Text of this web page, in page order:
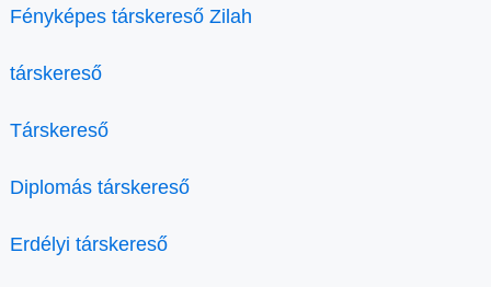
Fényképes társkereső Zilah
társkereső
Társkereső
Diplomás társkereső
Erdélyi társkereső